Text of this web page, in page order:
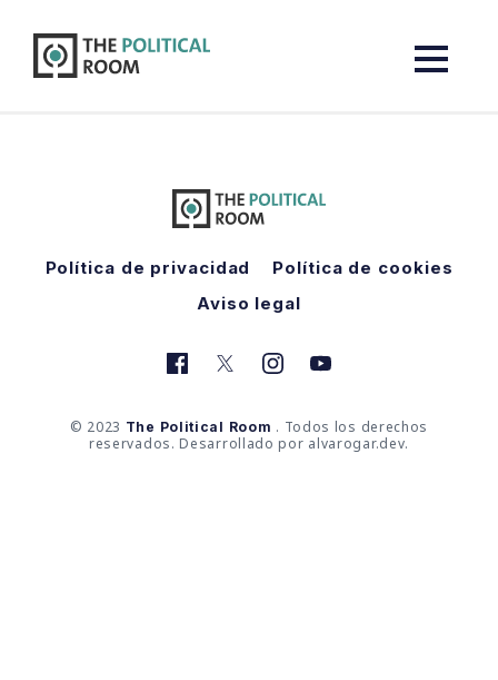
Política de privacidad
Política de cookies
Aviso legal
© 2023 The Political Room . Todos los derechos
reservados. Desarrollado por alvarogar.dev.